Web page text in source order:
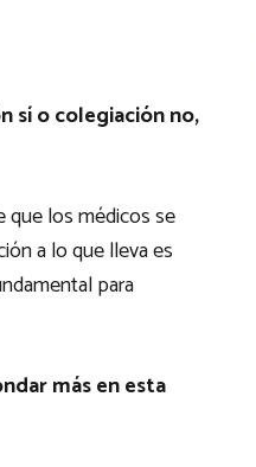
sí o colegiación no,
que los médicos se
a lo que lleva es
para
más en esta